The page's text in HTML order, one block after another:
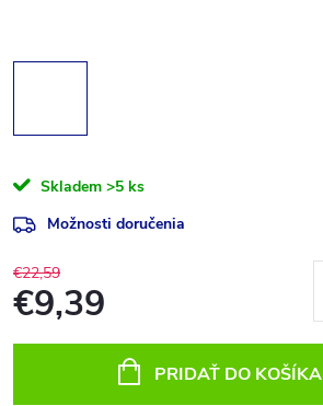
Skladem >5 ks
Možnosti doručenia
€22,59
€9,39
PRIDAŤ DO KOŠÍKA